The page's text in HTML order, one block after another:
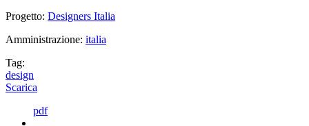
Progetto: Designers Italia
Amministrazione: italia
Tag:
design
Scarica
pdf